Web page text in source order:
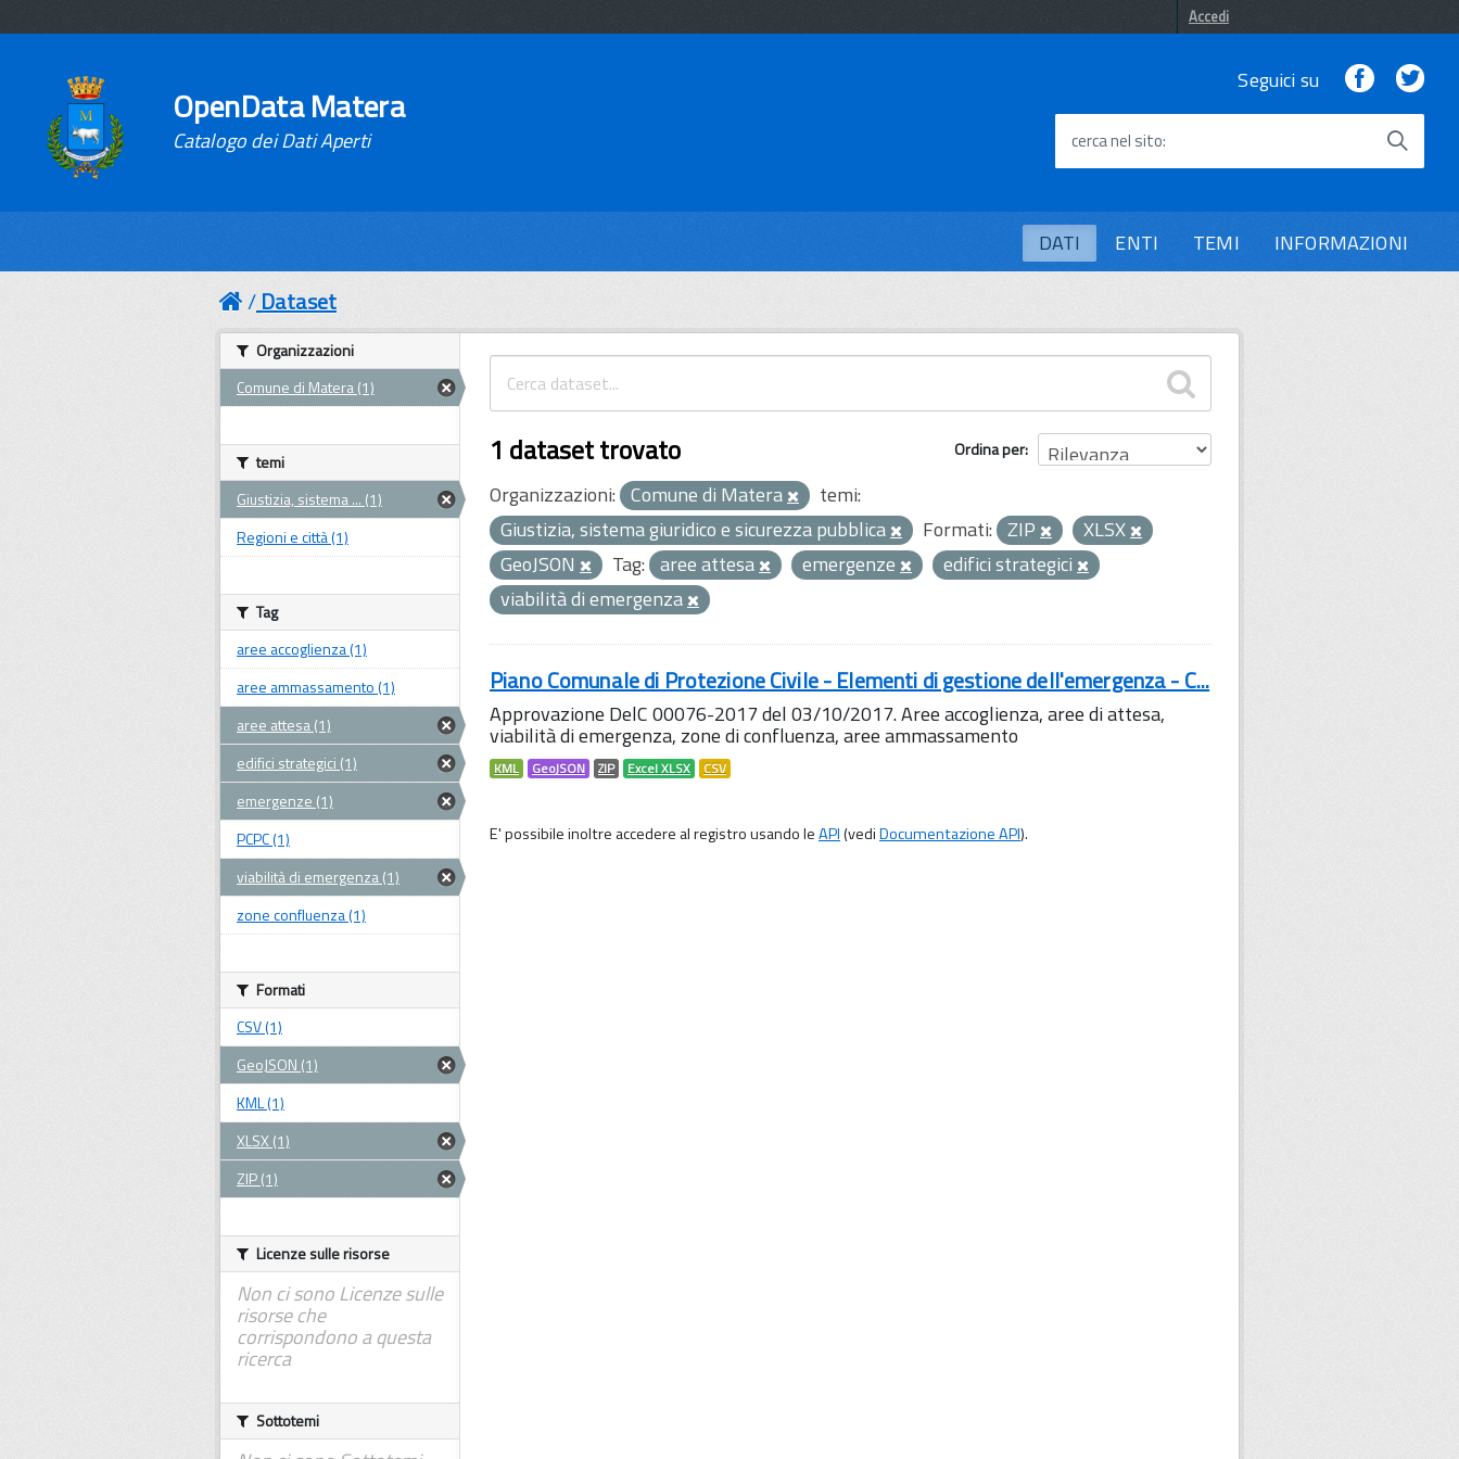
Accedi
OpenData Matera
Catalogo dei Dati Aperti
Seguici su Facebook
cerca nel sito
DATI ENTI TEMI INFORMAZIONI
Dataset
Ordina per
1 dataset trovato
Organizzazioni: Comune di Matera
temi:
Giustizia, sistema giuridico e sicurezza pubblica
Formati: ZIP
XLSX
GeoJSON
Tag: aree attesa emergenze
edifici strategici
viabilità di emergenza
Piano Comunale di Protezione Civile - Elementi di gestione dell'emergenza - C...
Approvazione DelC 00076-2017 del 03/10/2017. Aree accoglienza, aree di attesa,
viabilità di emergenza, zone di confluenza, aree ammassamento
KML GeoJSON ZIP Excel XLSX CSV
E' possibile inoltre accedere al registro usando leAPI(vediDocumentazione API).
Organizzazioni
Comune di Matera (1)
temi
Giustizia, sistema ... (1)
Regioni e città (1)
Tag
aree accoglienza (1)
aree ammassamento (1)
aree attesa (1)
edifici strategici (1)
emergenze (1)
PCPC (1)
viabilità di emergenza (1)
zone confluenza (1)
Formati
CSV (1)
GeoJSON (1)
KML (1)
XLSX (1)
ZIP (1)
Licenze sulle risorse
Non ci sono Licenze sulle
risorse che
corrispondono a questa
ricerca
Sottotemi